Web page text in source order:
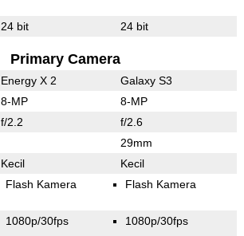
24 bit 24 bit
Primary Camera
Energy X 2 Galaxy S3
8-MP 8-MP
f/2.2 f/2.6
29mm
Kecil Kecil
Flash Kamera Flash Kamera
1080p/30fps 1080p/30fps